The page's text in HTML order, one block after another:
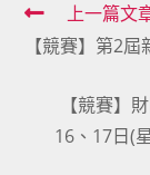
Read
more
articles
上一篇文
【競賽】第2
【競賽】
16、17日(